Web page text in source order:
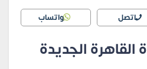
اتصل واتساب
الجديدة